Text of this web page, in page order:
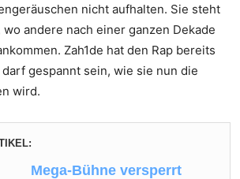
nicht aufhalten. Sie steht
andere nach einer ganzen Dekade
Zah1de hat den Rap bereits
gespannt sein, wie sie nun die
wird.
Mega-Bühne versperrt